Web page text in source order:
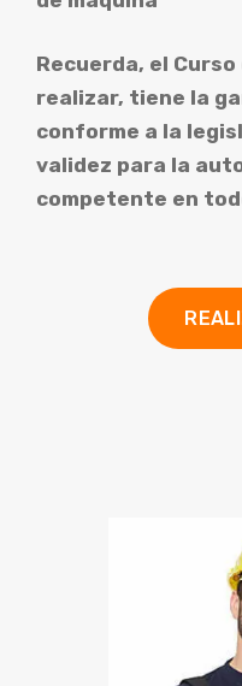
Recuerda, el
realizar, tiene la
conforme a la
validez para la
competente en